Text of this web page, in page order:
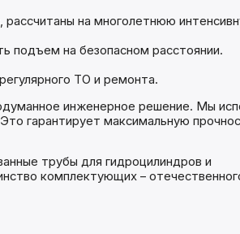
на многолетнюю
подъем на безопасном расстоянии.
ТО и ремонта.
инженерное решение. Мы
гарантирует максимальную
трубы для гидроцилиндров и
комплектующих –